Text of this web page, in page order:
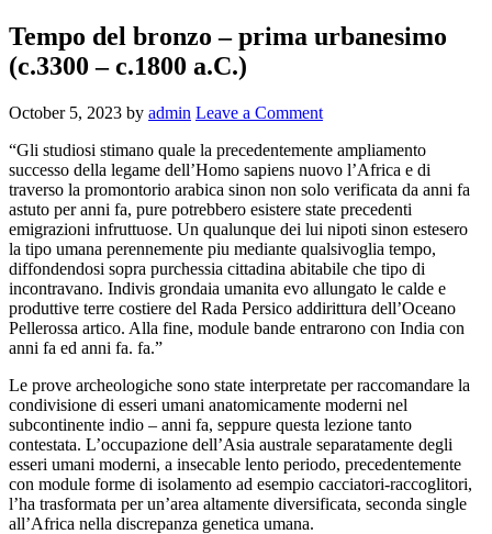
Tempo del bronzo – prima urbanesimo
(c.3300 – c.1800 a.C.)
October 5, 2023 by admin Leave a Comment
“Gli studiosi stimano quale la precedentemente ampliamento
successo della legame dell’Homo sapiens nuovo l’Africa e di
traverso la promontorio arabica sinon non solo verificata da anni fa
astuto per anni fa, pure potrebbero esistere state precedenti
emigrazioni infruttuose. Un qualunque dei lui nipoti sinon estesero
la tipo umana perennemente piu mediante qualsivoglia tempo,
diffondendosi sopra purchessia cittadina abitabile che tipo di
incontravano. Indivis grondaia umanita evo allungato le calde e
produttive terre costiere del Rada Persico addirittura dell’Oceano
Pellerossa artico. Alla fine, module bande entrarono con India con
anni fa ed anni fa. fa.”
Le prove archeologiche sono state interpretate per raccomandare la
condivisione di esseri umani anatomicamente moderni nel
subcontinente indio – anni fa, seppure questa lezione tanto
contestata. L’occupazione dell’Asia australe separatamente degli
esseri umani moderni, a insecable lento periodo, precedentemente
con module forme di isolamento ad esempio cacciatori-raccoglitori,
l’ha trasformata per un’area altamente diversificata, seconda single
all’Africa nella discrepanza genetica umana.